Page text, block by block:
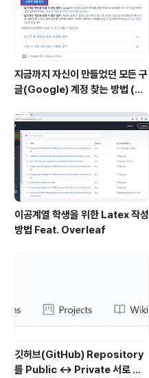
지금까지 자신이 만들었던 모든 구
글(Google) 계정 찾는 방법 (핸
이공계열 학생을 위한 Latex 작성
방법 Feat. Overleaf
깃허브(GitHub) Repository
를 Public ↔ Private 서로 변